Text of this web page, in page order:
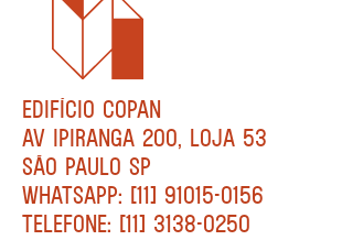
EDIFÍCIO COPAN
AV IPIRANGA 200, LOJA 53
SÃO PAULO SP
WHATSAPP: [11] 91015-0156
TELEFONE: [11] 3138-0250